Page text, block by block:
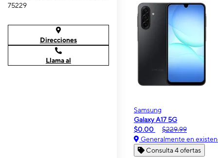
75229
Direcciones
Llama al
Samsung
Galaxy A17 5G
$0.00
$229.99
Generalmente en
Consulta 4 ofertas